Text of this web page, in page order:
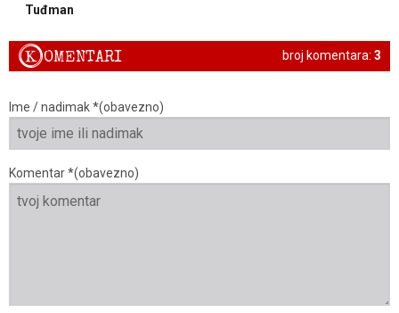
Tuđman
broj komentara: 3
KOMENTARI
Ime / nadimak *(obavezno)
Komentar *(obavezno)